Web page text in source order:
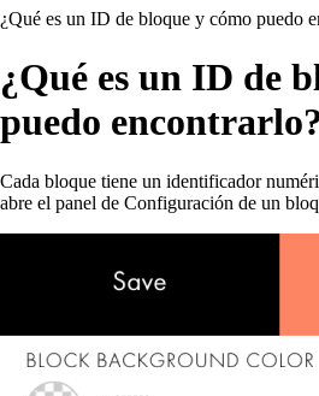
¿Qué es un ID de bloque y cómo puedo
¿Qué es un ID de
puedo encontrarlo?
Cada bloque tiene un identificador
abre el panel de Configuración de un